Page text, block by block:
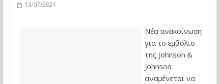
13/07/2021
Νέα ανακοίνωση
για το εμβόλιο
της Johnson &
Johnson
αναμένεται να